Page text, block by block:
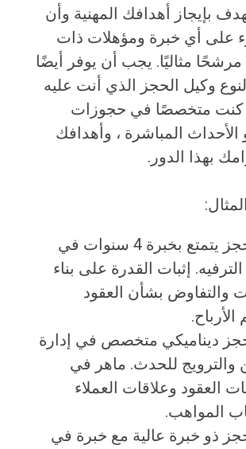
بإيجاز أهدافك المهنية وأن
على أي خبرة ومؤهلات ذات
مثاليًا. يجب أن يوفر أيضًا
وكيل الحجز الذي أنت عليه
كنت متخصصًا في حجوزات
المباشرة ، وأهدافك
بهذا الدور.
وكيل حجز يتمتع بخبرة 4 سنوات في
إثبات القدرة على بناء
والتفاوض بشأن العقود
ديناميكي متخصص في إدارة
والترويج للحدث. ماهر في
العقود وعلاقات العملاء
المواهب.
ذو خبرة عالية مع خبرة في